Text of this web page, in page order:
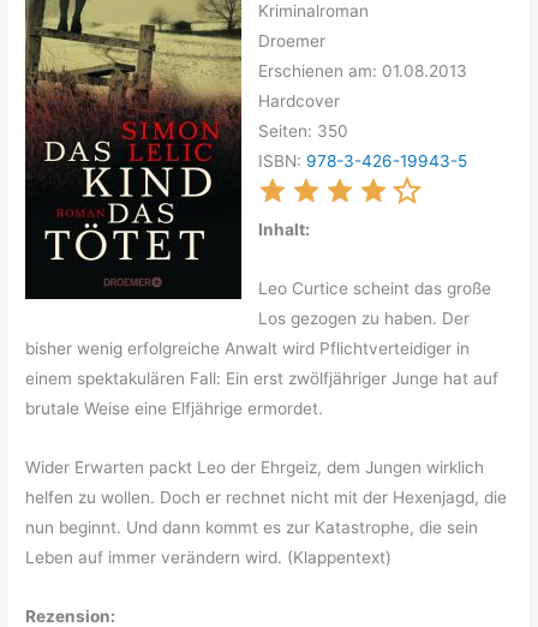
Kriminalroman
Droemer
Erschienen am: 01.08.2013
Hardcover
Seiten: 350
ISBN: 978-3-426-19943-5
Inhalt:
Leo Curtice scheint das große
Los gezogen zu haben. Der
bisher wenig erfolgreiche Anwalt wird Pflichtverteidiger in
einem spektakulären Fall: Ein erst zwölfjähriger Junge hat auf
brutale Weise eine Elfjährige ermordet.
Wider Erwarten packt Leo der Ehrgeiz, dem Jungen wirklich
helfen zu wollen. Doch er rechnet nicht mit der Hexenjagd, die
nun beginnt. Und dann kommt es zur Katastrophe, die sein
Leben auf immer verändern wird. (Klappentext)
Rezension: